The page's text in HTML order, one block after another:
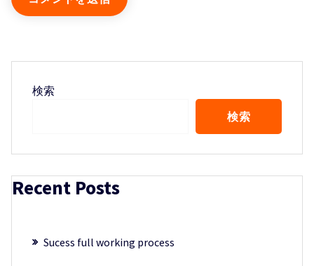
検索
検索
Recent Posts
Sucess full working process